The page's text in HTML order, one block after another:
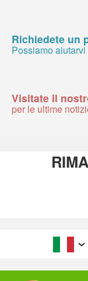
Richiedete un
Possiamo
Visitate il
per le ultime